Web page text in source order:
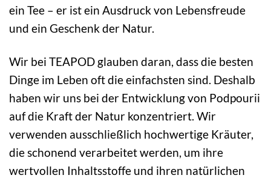
ein Tee – er ist ein Ausdruck von Lebensfreude
und ein Geschenk der Natur.
Wir bei TEAPOD glauben daran, dass die besten
Dinge im Leben oft die einfachsten sind. Deshalb
haben wir uns bei der Entwicklung von Podpourii
auf die Kraft der Natur konzentriert. Wir
verwenden ausschließlich hochwertige Kräuter,
die schonend verarbeitet werden, um ihre
wertvollen Inhaltsstoffe und ihren natürlichen